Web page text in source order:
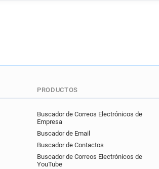
PRODUCTOS
Buscador de Correos Electrónicos de
Empresa
Buscador de Email
Buscador de Contactos
Buscador de Correos Electrónicos de
YouTube